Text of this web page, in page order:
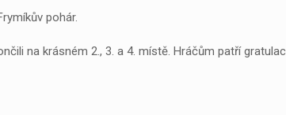
pohár.
na krásném 2., 3. a 4. místě. Hráčům patří